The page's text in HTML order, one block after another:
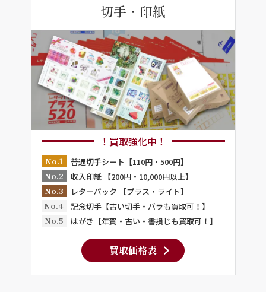
切手・印紙
！買取強化中！
No.1
普通切手シート【110円・500円】
No.2
収入印紙 【200円・10,000円以上】
No.3
レターパック 【プラス・ライト】
No.4
記念切手【古い切手・バラも買取可！】
No.5
はがき【年賀・古い・書損じも買取可！】
買取価格表